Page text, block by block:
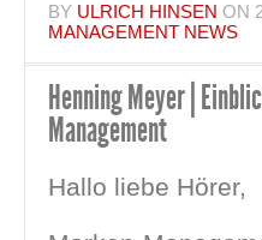
BY ULRICH HINSEN ON
MANAGEMENT NEWS
Henning Meyer |
Management
Hallo liebe Hörer,